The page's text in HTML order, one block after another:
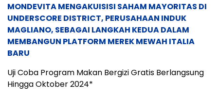
MONDEVITA MENGAKUISISI SAHAM MAYORITAS DI
UNDERSCORE DISTRICT, PERUSAHAAN INDUK
MAGLIANO, SEBAGAI LANGKAH KEDUA DALAM
MEMBANGUN PLATFORM MEREK MEWAH ITALIA
BARU
Uji Coba Program Makan Bergizi Gratis Berlangsung
Hingga Oktober 2024*